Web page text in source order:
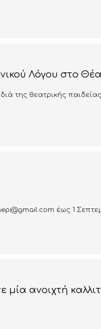
Λόγου στο
της θεατρικής παιδείας
έως 1
ανοιχτή